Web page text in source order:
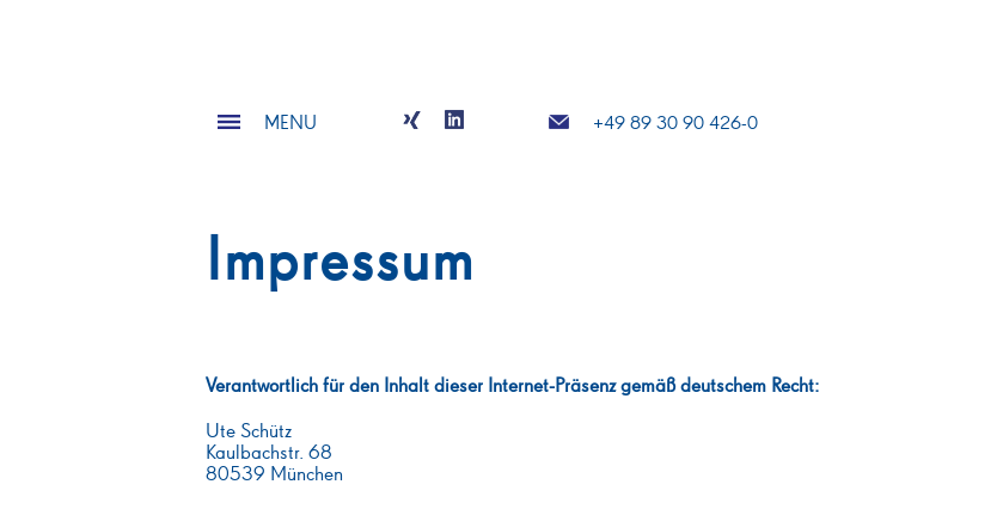
MENU +49 89 30 90 426-0
Impressum
Verantwortlich für den Inhalt dieser Internet-Präsenz gemäß deutschem Recht:
Ute Schütz
Kaulbachstr. 68
80539 München